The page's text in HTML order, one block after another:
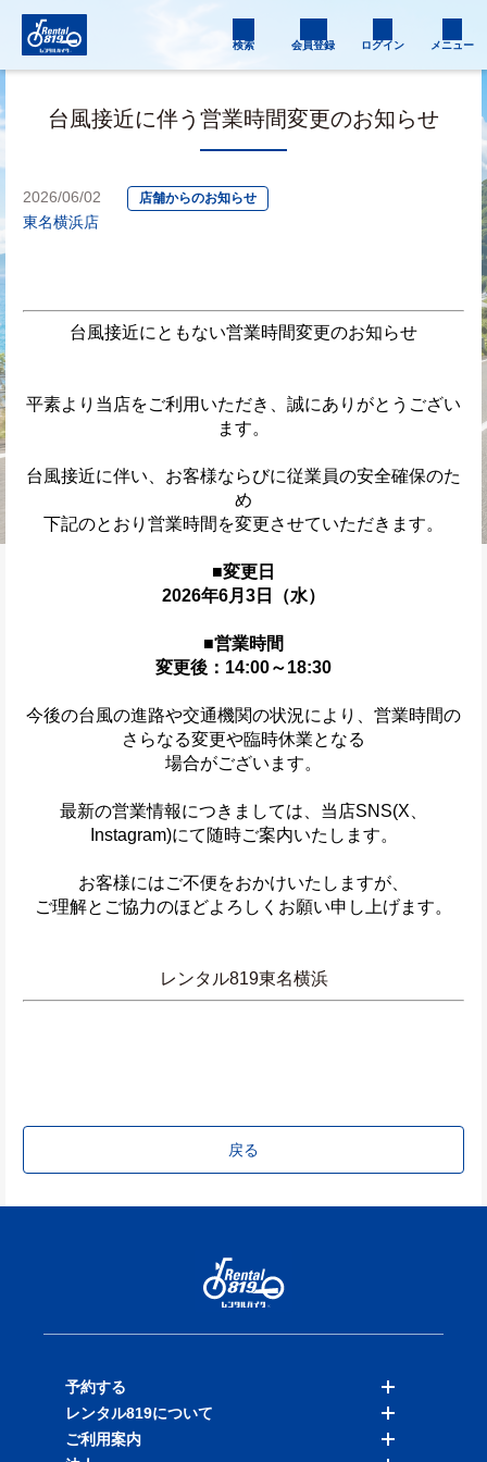
検索 会員登録 ログイン メニュー
台風接近に伴う営業時間変更のお知らせ
2026/06/02 店舗からのお知らせ
東名横浜店
台風接近にともない営業時間変更のお知らせ
平素より当店をご利用いただき、誠にありがとうござい
ます。
台風接近に伴い、お客様ならびに従業員の安全確保のた
め
下記のとおり営業時間を変更させていただきます。
■変更日
2026年6月3日（水）
■営業時間
変更後：14:00～18:30
今後の台風の進路や交通機関の状況により、営業時間の
さらなる変更や臨時休業となる
場合がございます。
最新の営業情報につきましては、当店SNS(X、
Instagram)にて随時ご案内いたします。
お客様にはご不便をおかけいたしますが、
ご理解とご協力のほどよろしくお願い申し上げます。
レンタル819東名横浜
戻る
予約する
バイクを探す
店舗を探す
レンタル819について
料金表
ご利用案内